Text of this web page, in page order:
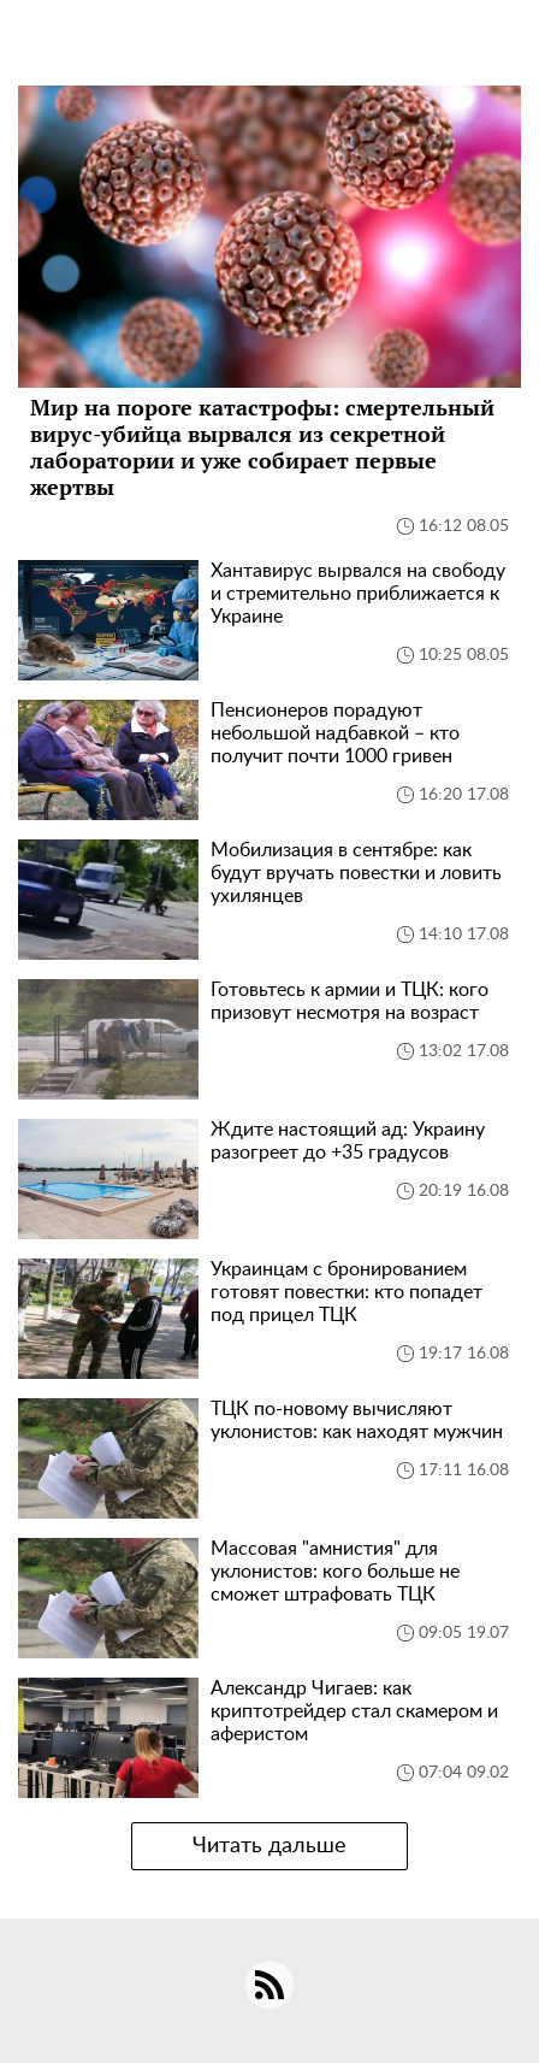
Мир на пороге катастрофы: смертельный
вирус-убийца вырвался из секретной
лаборатории и уже собирает первые
жертвы
16:12 08.05
Хантавирус вырвался на свободу
и стремительно приближается к
Украине
10:25 08.05
Пенсионеров порадуют
небольшой надбавкой – кто
получит почти 1000 гривен
16:20 17.08
Мобилизация в сентябре: как
будут вручать повестки и ловить
ухилянцев
14:10 17.08
Готовьтесь к армии и ТЦК: кого
призовут несмотря на возраст
13:02 17.08
Ждите настоящий ад: Украину
разогреет до +35 градусов
20:19 16.08
Украинцам с бронированием
готовят повестки: кто попадет
под прицел ТЦК
19:17 16.08
ТЦК по-новому вычисляют
уклонистов: как находят мужчин
17:11 16.08
Массовая "амнистия" для
уклонистов: кого больше не
сможет штрафовать ТЦК
09:05 19.07
Александр Чигаев: как
криптотрейдер стал скамером и
аферистом
07:04 09.02
Читать дальше